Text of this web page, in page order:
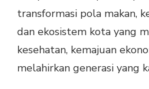
transformasi pola makan,
dan ekosistem kota yang
kesehatan, kemajuan
melahirkan generasi yang